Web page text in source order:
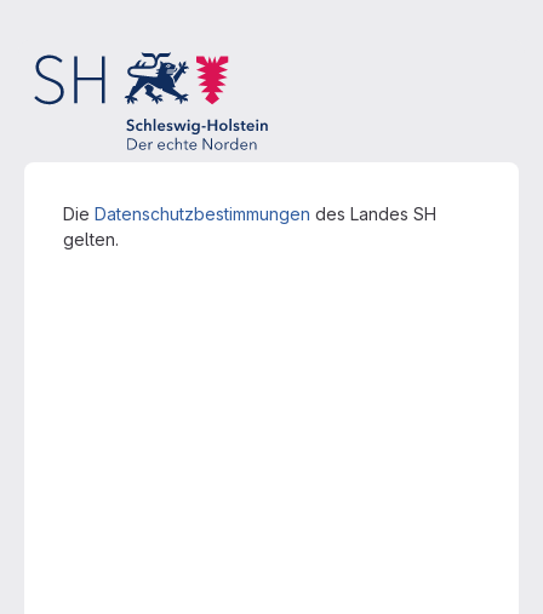
Die Datenschutzbestimmungen des Landes SH
gelten.